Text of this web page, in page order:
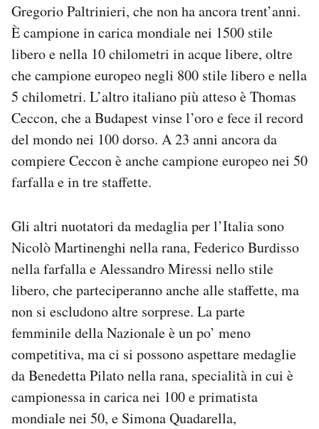
Gregorio Paltrinieri, che non ha ancora trent’anni.
È campione in carica mondiale nei 1500 stile
libero e nella 10 chilometri in acque libere, oltre
che campione europeo negli 800 stile libero e nella
5 chilometri. L’altro italiano più atteso è Thomas
Ceccon, che a Budapest vinse l’oro e fece il record
del mondo nei 100 dorso. A 23 anni ancora da
compiere Ceccon è anche campione europeo nei 50
farfalla e in tre staffette.
Gli altri nuotatori da medaglia per l’Italia sono
Nicolò Martinenghi nella rana, Federico Burdisso
nella farfalla e Alessandro Miressi nello stile
libero, che parteciperanno anche alle staffette, ma
non si escludono altre sorprese. La parte
femminile della Nazionale è un po’ meno
competitiva, ma ci si possono aspettare medaglie
da Benedetta Pilato nella rana, specialità in cui è
campionessa in carica nei 100 e primatista
mondiale nei 50, e Simona Quadarella,